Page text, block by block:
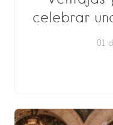
celebrar
01